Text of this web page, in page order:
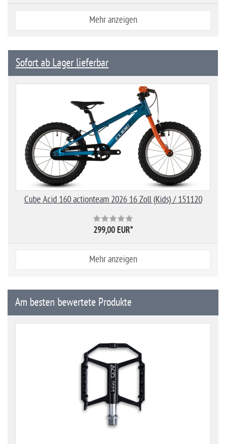
Mehr anzeigen
Sofort ab Lager lieferbar
Cube Acid 160 actionteam 2026 16 Zoll (Kids) / 151120
299,00 EUR*
Mehr anzeigen
Am besten bewertete Produkte